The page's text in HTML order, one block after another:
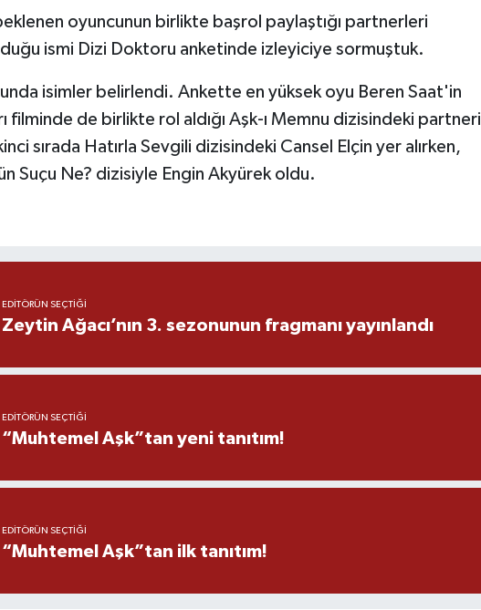
oyuncunun birlikte başrol paylaştığı partnerleri
ismi Dizi Doktoru anketinde izleyiciye sormuştuk.
isimler belirlendi. Ankette en yüksek oyu Beren Saat'in
filminde de birlikte rol aldığı Aşk-ı Memnu dizisindeki partneri
sırada Hatırla Sevgili dizisindeki Cansel Elçin yer alırken,
Suçu Ne? dizisiyle Engin Akyürek oldu.
EDITÖRÜN SEÇTIĞI
Zeytin Ağacı’nın 3. sezonunun fragmanı yayınlandı
EDITÖRÜN SEÇTIĞI
“Muhtemel Aşk”tan yeni tanıtım!
EDITÖRÜN SEÇTIĞI
“Muhtemel Aşk”tan ilk tanıtım!